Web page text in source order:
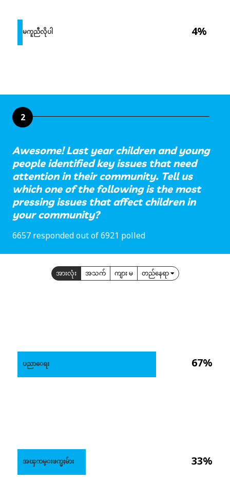
4%
မကူညီလိုပါ
2
Awesome! Last year children and young
people identified key issues that need
attention in their community. Tell us
which one of the following is the most
pressing issues that affect children in
your community?
6657 responded out of 6921 polled
အားလုံး အသက် ကျား မ တည်နေရာ
67%
33%
ပညာေရး
အၾကမ္းဖက္မႈမ်ား